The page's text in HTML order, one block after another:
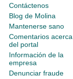
Contáctenos
Blog de Molina
Mantenerse sano
Comentarios acerca
del portal
Información de la
empresa
Denunciar fraude